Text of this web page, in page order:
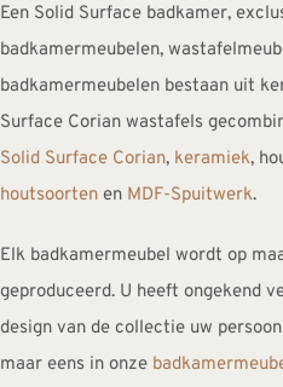
Een Solid Surface badkamer,
badkamermeubelen,
badkamermeubelen bestaan uit
Surface Corian wastafels
Solid Surface Corian, keramiek,
houtsoortenen MDF-Spuitwerk.
Elk badkamermeubel wordt op
geproduceerd. U heeft ongekend
design van de collectie uw
maar eens in onze